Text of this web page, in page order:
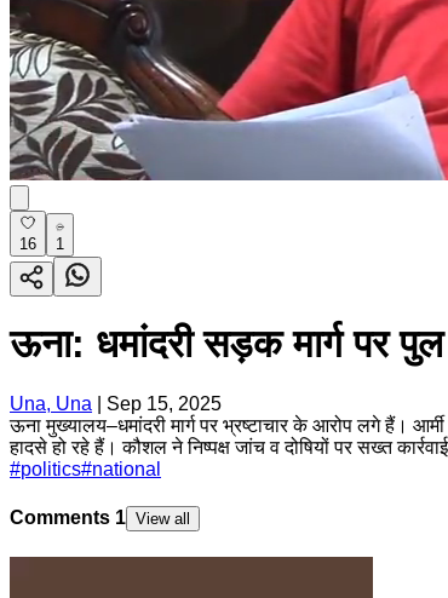
16 1
ऊना: धमांदरी सड़क मार्ग पर
Una, Una
Sep 15, 2025
ऊना मुख्यालय–धमांदरी मार्ग पर भ्रष्टाचार के आरोप लगे हैं।
हादसे हो रहे हैं। कौशल ने निष्पक्ष जांच व दोषियों पर सख्त
#politics#national
Comments 1 View all